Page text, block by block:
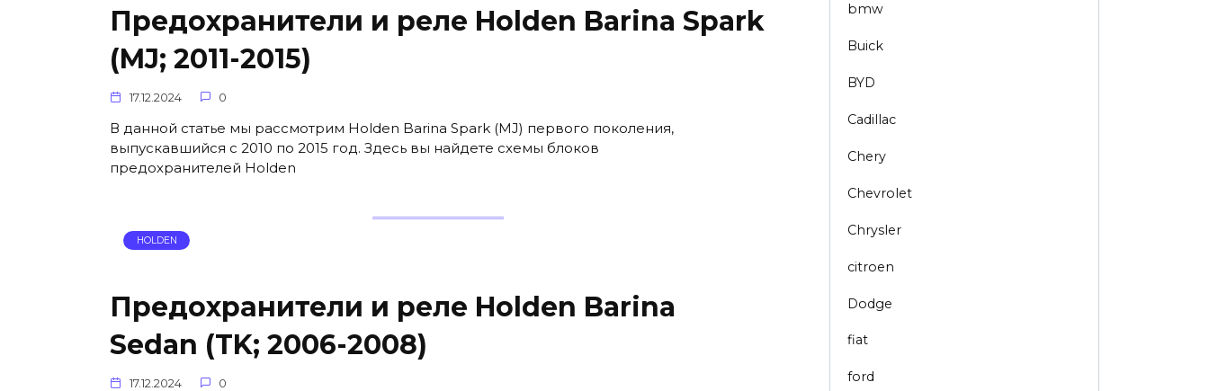
Предохранители и реле Holden Barina Spark
(MJ; 2011-2015)
17.12.2024 0
В данной статье мы рассмотрим Holden Barina Spark (MJ) первого поколения,
выпускавшийся с 2010 по 2015 год. Здесь вы найдете схемы блоков
предохранителей Holden
HOLDEN
Предохранители и реле Holden Barina
Sedan (TK; 2006-2008)
17.12.2024 0
bmw
Buick
BYD
Cadillac
Chery
Chevrolet
Chrysler
citroen
Dodge
fiat
ford